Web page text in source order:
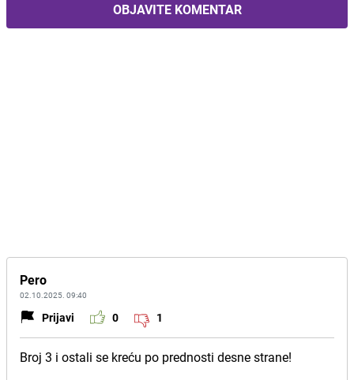
OBJAVITE KOMENTAR
Pero
02.10.2025. 09:40
Prijavi 0 1
Broj 3 i ostali se kreću po prednosti desne strane!